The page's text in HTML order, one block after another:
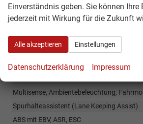
Berganfahrassistent / Auto Hold (nur
Aktiver Notbremsassistent mit
Verkehrszeichenerkennung und Warnung
Geschwindigkeit
Rückfahrkamera
Multisense, Ambientebeleuchtung,
Spurhalteassistent (Lane Keeping Assist)
ABS mit EBV, ASR, ESC
Einverständnis geben. Sie können Ihre
jederzeit mit Wirkung für die Zukunft
Alle akzeptieren Einstellungen
Datenschutzerklärung Impressum